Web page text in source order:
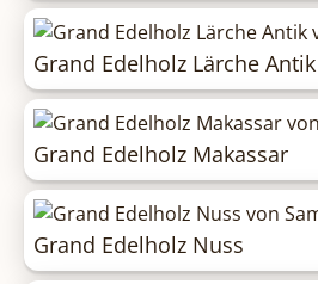
Grand Edelholz Lärche Antik
Grand Edelholz Makassar
Grand Edelholz Nuss